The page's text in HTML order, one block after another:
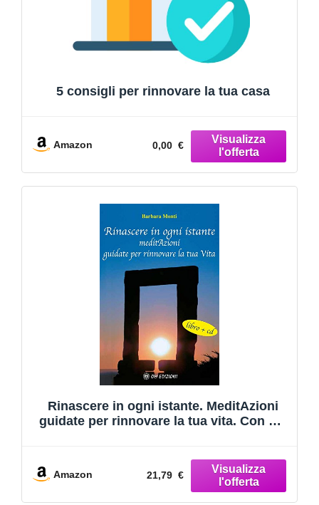
5 consigli per rinnovare la tua casa
Amazon 0,00 €
Rinascere in ogni istante. MeditAzioni
guidate per rinnovare la tua vita. Con CD
Amazon 21,79 €